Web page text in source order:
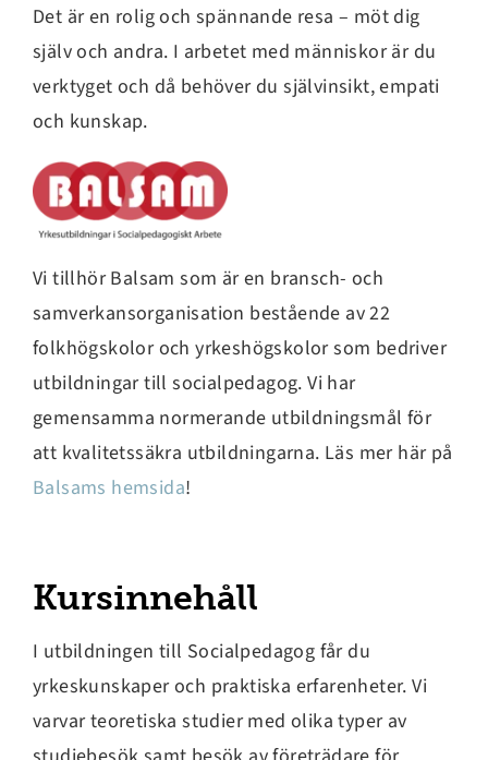
Det är en rolig och spännande resa – möt dig
själv och andra. I arbetet med människor är du
verktyget och då behöver du självinsikt, empati
och kunskap.
Vi tillhör Balsam som är en bransch- och
samverkansorganisation bestående av 22
folkhögskolor och yrkeshögskolor som bedriver
utbildningar till socialpedagog. Vi har
gemensamma normerande utbildningsmål för
att kvalitetssäkra utbildningarna. Läs mer här på
Balsams hemsida!
Kursinnehåll
I utbildningen till Socialpedagog får du
yrkeskunskaper och praktiska erfarenheter. Vi
varvar teoretiska studier med olika typer av